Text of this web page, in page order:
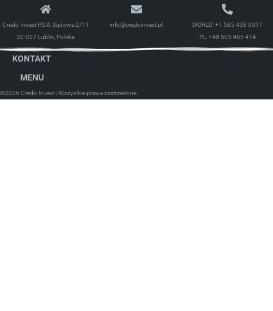
Credo Invest P.S.A. Sądowa 2/11
20-027 Lublin, Polska
info@credoinvest.pl WORLD:+1 585 438 0011
PL:+48 505 985 414
KONTAKT
MENU
©2026 Credo Invest | Wszystkie prawa zastrzeżone